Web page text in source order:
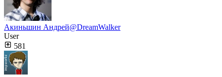
Акиньшин Андрей@DreamWalker
User
581